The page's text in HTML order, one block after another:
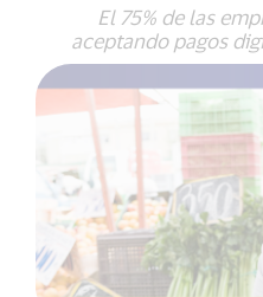
El 75% de las
aceptando pagos